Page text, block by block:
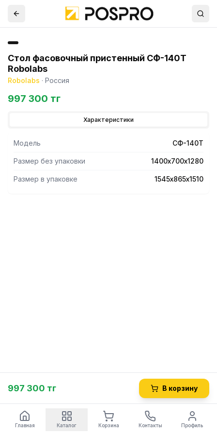
Стол фасовочный пристенный СФ-140Т
Robolabs
Robolabs · Россия
997 300 тг
Характеристики
Модель СФ-140Т
Размер без упаковки 1400х700х1280
Размер в упаковке 1545х865х1510
997 300 тг В корзину
Главная Каталог Корзина Контакты Профиль